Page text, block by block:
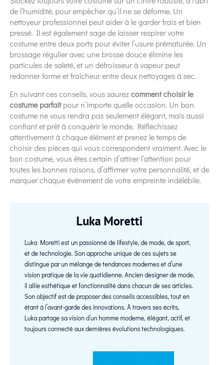
de l’humidité, pour empêcher qu’il ne se déforme. Un
nettoyeur professionnel peut aider à le garder frais et bien
pressé. Il est également sage de laisser respirer votre
costume entre deux ports pour éviter l’usure prématurée. Un
brossage régulier avec une brosse douce élimine les
particules de saleté, et un défroisseur à vapeur peut
redonner forme et fraîcheur entre deux nettoyages à sec.
En suivant ces conseils, vous saurez comment choisir le
costume parfaitpour n’importe quelle occasion. Un bon
costume ne vous rendra pas seulement élégant, mais aussi
confiant et prêt à conquérir le monde. Réfléchissez
attentivement à chaque élément et prenez le temps de
choisir des pièces qui vous correspondent vraiment. Avec le
bon costume, vous êtes certain d’attirer l’attention pour
toutes les bonnes raisons, d’affirmer votre personnalité, et de
marquer chaque événement de votre empreinte indélébile.
Luka Moretti
Luka Moretti est un passionné de lifestyle, de mode, de sport,
et de technologie. Son approche unique de ces sujets se
distingue par un mélange de tendances modernes et d’une
vision pratique de la vie quotidienne. Ancien designer de mode,
il allie esthétique et fonctionnalité dans chacun de ses articles.
Son objectif est de proposer des conseils accessibles, tout en
étant à l’avant-garde des innovations. À travers ses écrits,
Luka partage sa vision d’un homme moderne, élégant, actif, et
toujours connecté aux dernières évolutions technologiques.